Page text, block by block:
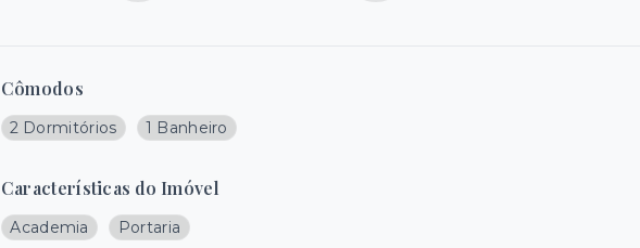
Cômodos
2 Dormitórios 1 Banheiro
Características do Imóvel
Academia Portaria